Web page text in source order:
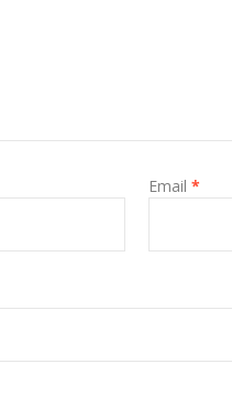
Email *